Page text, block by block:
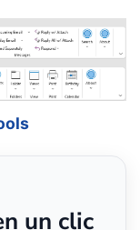
un clic